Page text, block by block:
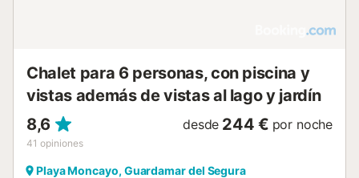
Chalet para 6 personas, con piscina y
vistas además de vistas al lago y jardín
8,6
41 opiniones
desde 244 € por noche
Playa Moncayo, Guardamar del Segura